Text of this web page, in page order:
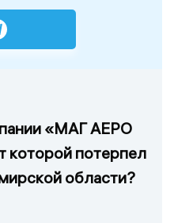
«МАГ АЕРО
потерпел
области?